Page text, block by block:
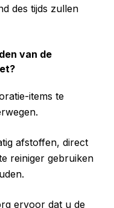
des tijds zullen
van de
items te
afstoffen, direct
reiniger gebruiken
ervoor dat u de